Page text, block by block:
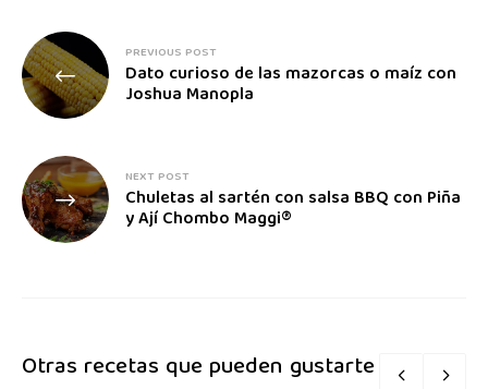
PREVIOUS POST
Dato curioso de las mazorcas o maíz con
Joshua Manopla
NEXT POST
Chuletas al sartén con salsa BBQ con Piña
y Ají Chombo Maggi®
Otras recetas que pueden gustarte